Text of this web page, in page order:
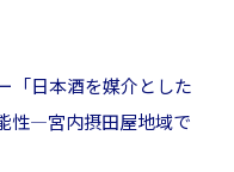
「日本酒を媒介とした
性―宮内摂田屋地域で